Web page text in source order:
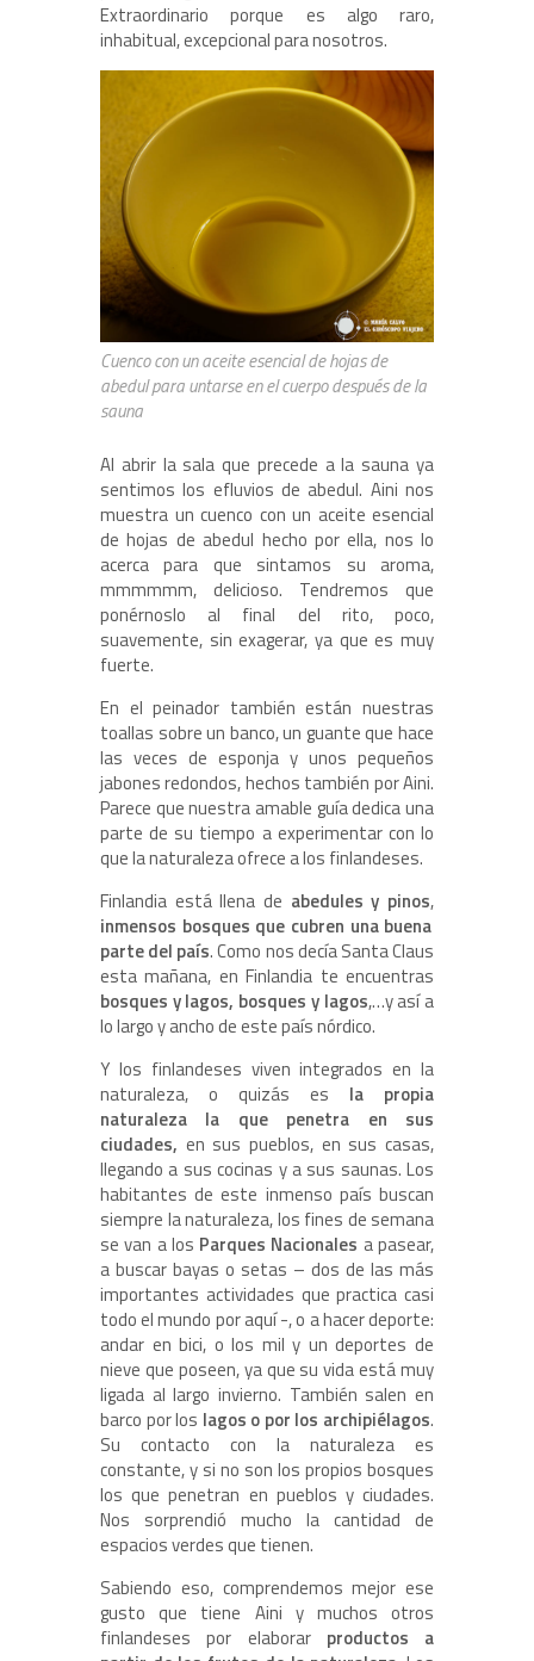
Extraordinario porque es algo raro,
inhabitual, excepcional para nosotros.
Cuenco con un aceite esencial de hojas de
abedul para untarse en el cuerpo después de la
sauna
Al abrir la sala que precede a la sauna ya
sentimos los efluvios de abedul. Aini nos
muestra un cuenco con un aceite esencial
de hojas de abedul hecho por ella, nos lo
acerca para que sintamos su aroma,
mmmmmm, delicioso. Tendremos que
ponérnoslo al final del rito, poco,
suavemente, sin exagerar, ya que es muy
fuerte.
En el peinador también están nuestras
toallas sobre un banco, un guante que hace
las veces de esponja y unos pequeños
jabones redondos, hechos también por Aini.
Parece que nuestra amable guía dedica una
parte de su tiempo a experimentar con lo
que la naturaleza ofrece a los finlandeses.
Finlandia está llena de abedules y pinos,
inmensos bosques que cubren una buena
parte del país. Como nos decía Santa Claus
esta mañana, en Finlandia te encuentras
bosques y lagos, bosques y lagos,…y así a
lo largo y ancho de este país nórdico.
Y los finlandeses viven integrados en la
naturaleza, o quizás es la propia
naturaleza la que penetra en sus
ciudades, en sus pueblos, en sus casas,
llegando a sus cocinas y a sus saunas. Los
habitantes de este inmenso país buscan
siempre la naturaleza, los fines de semana
se van a los Parques Nacionales a pasear,
a buscar bayas o setas – dos de las más
importantes actividades que practica casi
todo el mundo por aquí -, o a hacer deporte:
andar en bici, o los mil y un deportes de
nieve que poseen, ya que su vida está muy
ligada al largo invierno. También salen en
barco por los lagos o por los archipiélagos.
Su contacto con la naturaleza es
constante, y si no son los propios bosques
los que penetran en pueblos y ciudades.
Nos sorprendió mucho la cantidad de
espacios verdes que tienen.
Sabiendo eso, comprendemos mejor ese
gusto que tiene Aini y muchos otros
finlandeses por elaborar productos a